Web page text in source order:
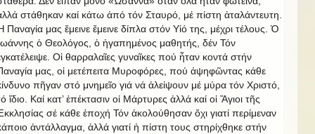
στάθηκαν καί κάτω ἀπό τόν Σταυρό, μέ πίστη ἀταλάντευτη.
Παναγία μας ἔμεινε ἔμεινε δίπλα στόν Υἱό της, μέχρι τέλους. Ὁ
ὁ Θεολόγος, ὁ ἠγαπημένος μαθητής, δέν Τόν
Οἱ θαρραλαῖες γυναῖκες πού ἦταν κοντά στήν
μας, οἱ μετέπειτα Μυροφόρες, πού ἀψηφῶντας κάθε
πῆγαν στό μνημεῖο γιά νά ἀλείψουν μέ μύρα τόν Χριστό,
ἴδιο. Καί κατ’ ἐπέκτασιν οἱ Μάρτυρες ἀλλά καί οἱ Ἅγιοι τῆς
σέ κάθε ἐποχή Τόν ἀκολούθησαν ὄχι γιατί περίμεναν
ἀντάλλαγμα, ἀλλά γιατί ἡ πίστη τους στηρίχθηκε στήν